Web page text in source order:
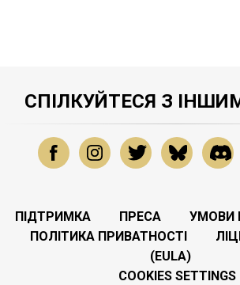
СПІЛКУЙТЕСЯ З
ПІДТРИМКА ПРЕСА
УМОВИ
ПОЛІТИКА ПРИВАТНОСТІ
(EULA)
COOKIES SETTINGS